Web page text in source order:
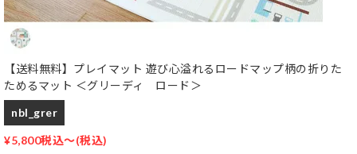
【送料無料】プレイマット 遊び心溢れるロードマップ柄の折りた
ためるマット ＜グリーディ ロード＞
nbl_grer
¥5,800税込〜